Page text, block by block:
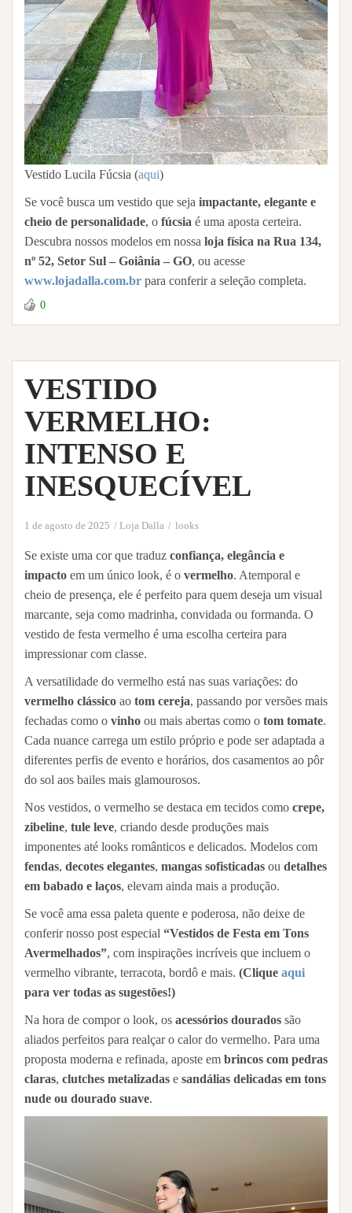
Vestido Lucila Fúcsia (aqui)
Se você busca um vestido que seja impactante, elegante e
cheio de personalidade, o fúcsia é uma aposta certeira.
Descubra nossos modelos em nossa loja física na Rua 134,
nº 52, Setor Sul – Goiânia – GO, ou acesse
www.lojadalla.com.br para conferir a seleção completa.
0
VESTIDO
VERMELHO:
INTENSO E
INESQUECÍVEL
1 de agosto de 2025 Loja Dalla looks
Se existe uma cor que traduz confiança, elegância e
impacto em um único look, é o vermelho. Atemporal e
cheio de presença, ele é perfeito para quem deseja um visual
marcante, seja como madrinha, convidada ou formanda. O
vestido de festa vermelho é uma escolha certeira para
impressionar com classe.
A versatilidade do vermelho está nas suas variações: do
vermelho clássico ao tom cereja, passando por versões mais
fechadas como o vinho ou mais abertas como o tom tomate.
Cada nuance carrega um estilo próprio e pode ser adaptada a
diferentes perfis de evento e horários, dos casamentos ao pôr
do sol aos bailes mais glamourosos.
Nos vestidos, o vermelho se destaca em tecidos como crepe,
zibeline, tule leve, criando desde produções mais
imponentes até looks românticos e delicados. Modelos com
fendas, decotes elegantes, mangas sofisticadas ou detalhes
em babado e laços, elevam ainda mais a produção.
Se você ama essa paleta quente e poderosa, não deixe de
conferir nosso post especial “Vestidos de Festa em Tons
Avermelhados”, com inspirações incríveis que incluem o
vermelho vibrante, terracota, bordô e mais. (Clique aqui
para ver todas as sugestões!)
Na hora de compor o look, os acessórios dourados são
aliados perfeitos para realçar o calor do vermelho. Para uma
proposta moderna e refinada, aposte em brincos com pedras
claras, clutches metalizadas e sandálias delicadas em tons
nude ou dourado suave.